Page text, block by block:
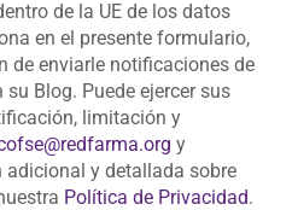
y almacenamiento
de la UE de los datos
en el presente formulario,
enviarle notificaciones de
Blog. Puede ejercer sus
limitación y
y
y detallada sobre